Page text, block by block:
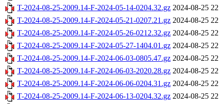
T-2024-08-25-2009.14-F-2024-05-14-0204.32.gz 2024-08-25
T-2024-08-25-2009.14-F-2024-05-21-0207.21.gz 2024-08-25
T-2024-08-25-2009.14-F-2024-05-26-0212.32.gz 2024-08-25
T-2024-08-25-2009.14-F-2024-05-27-1404.01.gz 2024-08-25
T-2024-08-25-2009.14-F-2024-06-03-0805.47.gz 2024-08-25
T-2024-08-25-2009.14-F-2024-06-03-2020.28.gz 2024-08-25
T-2024-08-25-2009.14-F-2024-06-06-0204.31.gz 2024-08-25
T-2024-08-25-2009.14-F-2024-06-13-0204.32.gz 2024-08-25